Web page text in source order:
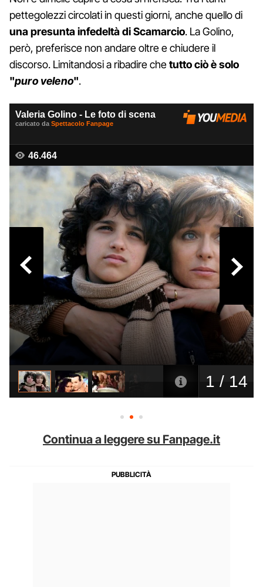
pettegolezzi circolati in questi giorni, anche quello di
una presunta infedeltà di Scamarcio. La Golino,
però, preferisce non andare oltre e chiudere il
discorso. Limitandosi a ribadire chetutto ciò è solo
"puro veleno".
Continua a leggere su Fanpage.it